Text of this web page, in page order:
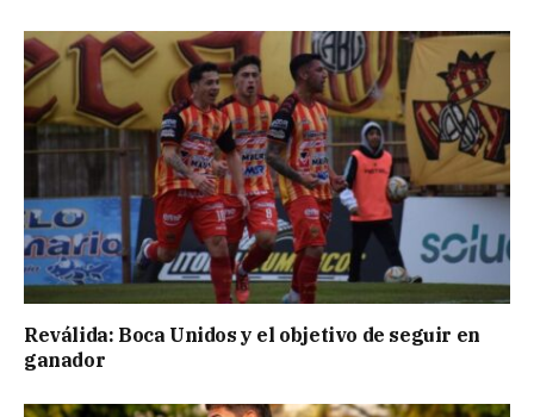
Reválida: Boca Unidos y el objetivo de seguir en
ganador